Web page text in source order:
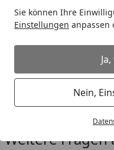
Sie können Ihre
Einstellungen anpassen
Nein,
Link am Ende jedes
Gut zu wissen:
E-Mailadresse,
Newsletter
Weitere Fragen